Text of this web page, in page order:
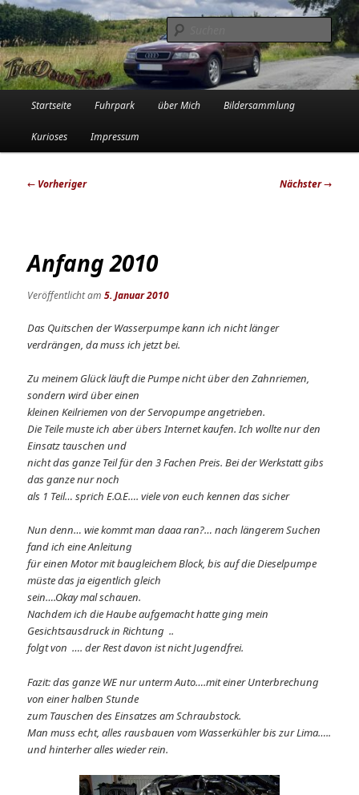
Zum
primären
Inhalt
springenTinadowntown
Die Audi-Schrauberin und ihre Erlebnisse in der Garage
Startseite Fuhrpark über Mich Bildersammlung
Kurioses Impressum
Beitragsnavigation
← Vorheriger Nächster→
Anfang 2010
Veröffentlicht am5. Januar 2010
Das Quitschen der Wasserpumpe kann ich nicht länger
verdrängen, da muss ich jetzt bei.
Zu meinem Glück läuft die Pumpe nicht über den Zahnriemen,
sondern wird über einen
kleinen Keilriemen von der Servopumpe angetrieben.
Die Teile muste ich aber übers Internet kaufen. Ich wollte nur den
Einsatz tauschen und
nicht das ganze Teil für den 3 Fachen Preis. Bei der Werkstatt gibs
das ganze nur noch
als 1 Teil… sprich E.O.E…. viele von euch kennen das sicher
Nun denn… wie kommt man daaa ran?… nach längerem Suchen
fand ich eine Anleitung
für einen Motor mit baugleichem Block, bis auf die Dieselpumpe
müste das ja eigentlich gleich
sein….Okay mal schauen.
Nachdem ich die Haube aufgemacht hatte ging mein
Gesichtsausdruck in Richtung ..
folgt von …. der Rest davon ist nicht Jugendfrei.
Fazit: das ganze WE nur unterm Auto….mit einer Unterbrechung
von einer halben Stunde
zum Tauschen des Einsatzes am Schraubstock.
Man muss echt, alles rausbauen vom Wasserkühler bis zur Lima…..
und hinterher alles wieder rein.